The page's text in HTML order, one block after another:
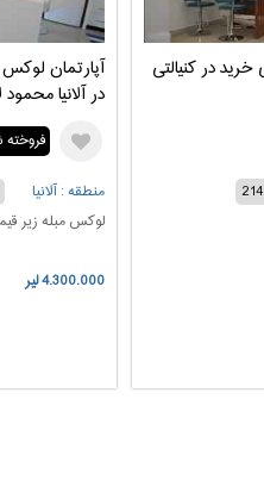
در کنیالتی
آپارتمان
در آلانیا
منطقه : آلانیا
لوکس مبله زیر
4.300.000 لیر